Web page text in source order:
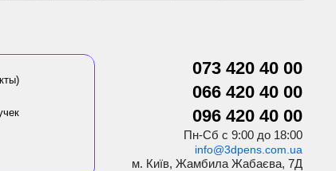
073 420 40 00
066 420 40 00
096 420 40 00
Пн-Сб с 9:00 до 18:00
info@3dpens.com.ua
м. Київ, Жамбила Жабаєва, 7Д